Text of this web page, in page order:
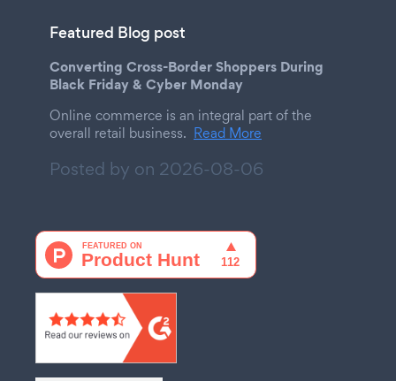
Featured Blog post
Converting Cross-Border Shoppers During
Black Friday & Cyber Monday
Online commerce is an integral part of the
overall retail business. Read More
Posted by on 2026-08-06